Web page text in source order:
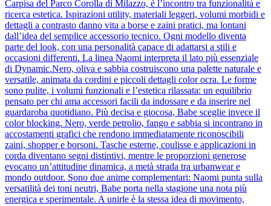
Carpisa del Parco Corolla di Milazzo, è l’incontro tra funzionalità e
ricerca estetica. Ispirazioni utility, materiali leggeri, volumi morbidi e
dettagli a contrasto danno vita a borse e zaini pratici, ma lontani
dall’idea del semplice accessorio tecnico. Ogni modello diventa
parte del look, con una personalità capace di adattarsi a stili e
occasioni differenti. La linea Naomi interpreta il lato più essenziale
di Dynamic.Nero, oliva e sabbia costruiscono una palette naturale e
versatile, animata da cordini e piccoli dettagli color ocra. Le forme
sono pulite, i volumi funzionali e l’estetica rilassata: un equilibrio
pensato per chi ama accessori facili da indossare e da inserire nel
guardaroba quotidiano. Più decisa e giocosa, Babe sceglie invece il
color blocking. Nero, verde petrolio, fango e sabbia si incontrano in
accostamenti grafici che rendono immediatamente riconoscibili
zaini, shopper e borsoni. Tasche esterne, coulisse e applicazioni in
corda diventano segni distintivi, mentre le proporzioni generose
evocano un’attitudine dinamica, a metà strada tra urbanwear e
mondo outdoor. Sono due anime complementari: Naomi punta sulla
versatilità dei toni neutri, Babe porta nella stagione una nota più
energica e sperimentale. A unirle è la stessa idea di movimento,